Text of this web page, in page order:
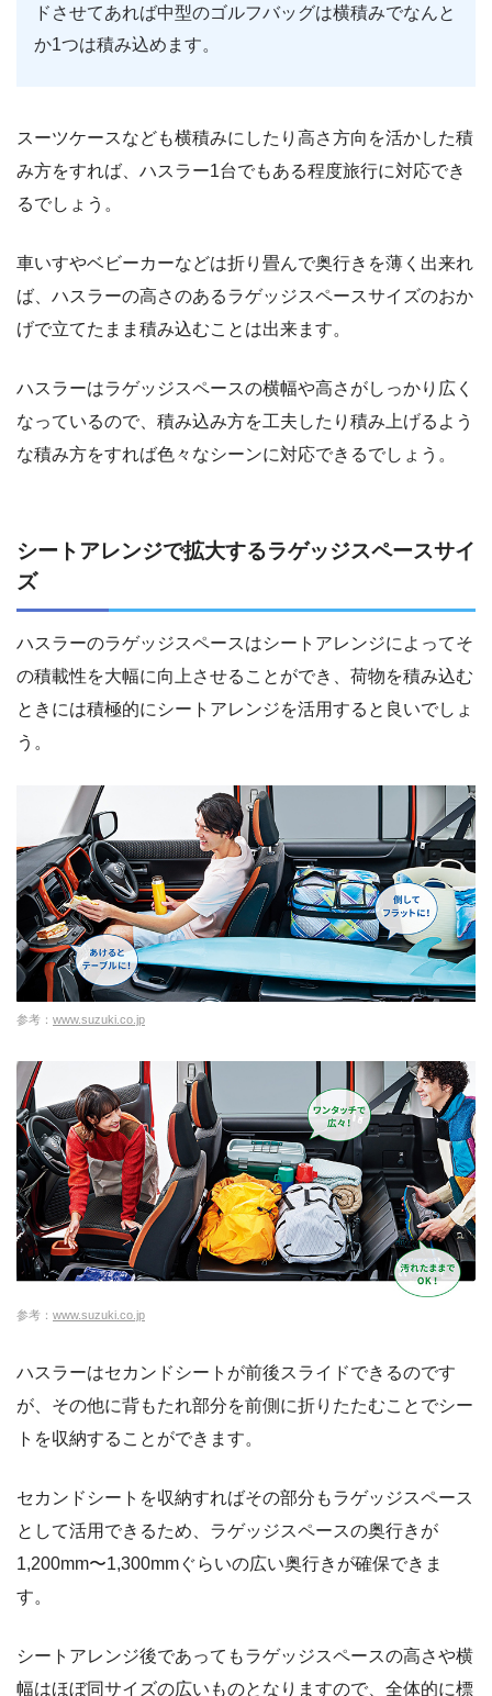
ドさせてあれば中型のゴルフバッグは横積みでなんと
か1つは積み込めます。
スーツケースなども横積みにしたり高さ方向を活かした積
み方をすれば、ハスラー1台でもある程度旅行に対応でき
るでしょう。
車いすやベビーカーなどは折り畳んで奥行きを薄く出来れ
ば、ハスラーの高さのあるラゲッジスペースサイズのおか
げで立てたまま積み込むことは出来ます。
ハスラーはラゲッジスペースの横幅や高さがしっかり広く
なっているので、積み込み方を工夫したり積み上げるよう
な積み方をすれば色々なシーンに対応できるでしょう。
シートアレンジで拡大するラゲッジスペースサイ
ズ
ハスラーのラゲッジスペースはシートアレンジによってそ
の積載性を大幅に向上させることができ、荷物を積み込む
ときには積極的にシートアレンジを活用すると良いでしょ
う。
参考： www.suzuki.co.jp
参考： www.suzuki.co.jp
ハスラーはセカンドシートが前後スライドできるのです
が、その他に背もたれ部分を前側に折りたたむことでシー
トを収納することができます。
セカンドシートを収納すればその部分もラゲッジスペース
として活用できるため、ラゲッジスペースの奥行きが
1,200mm〜1,300mmぐらいの広い奥行きが確保できま
す。
シートアレンジ後であってもラゲッジスペースの高さや横
幅はほぼ同サイズの広いものとなりますので、全体的に標